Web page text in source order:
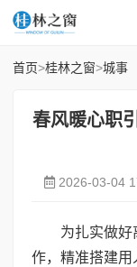
首页>桂林之窗>城事
春风暖心职
2026-03-04
为扎实做好
作，精准搭建用